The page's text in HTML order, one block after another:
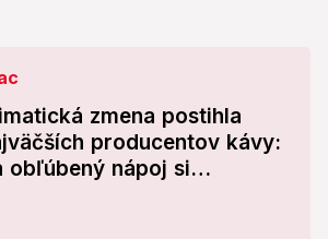
zmena postihla
producentov kávy:
obľúbený nápoj si